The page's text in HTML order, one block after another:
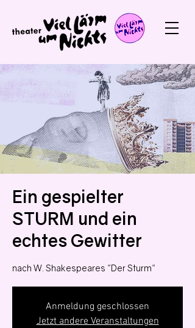
Ein gespielter
STURM und ein
echtes Gewitter
nach W. Shakespeares "Der Sturm"
Anmeldung geschlossen
Jetzt andere Veranstaltungen